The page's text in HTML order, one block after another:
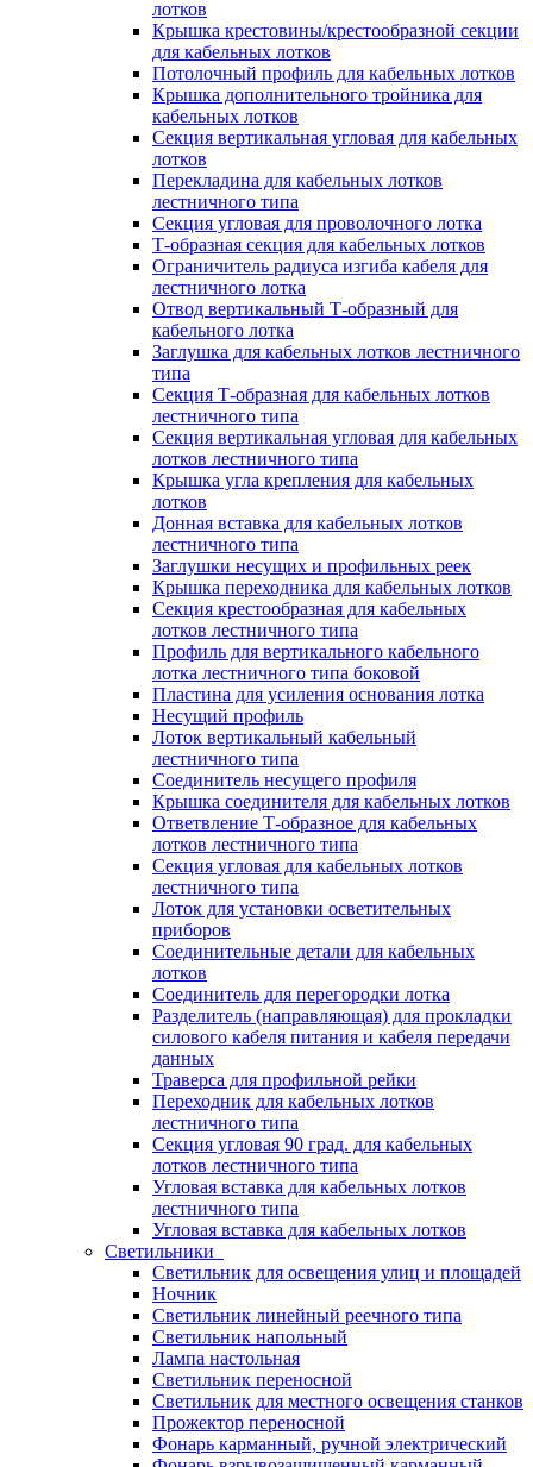
лотков
Крышка крестовины/крестообразной секции
для кабельных лотков
Потолочный профиль для кабельных лотков
Крышка дополнительного тройника для
кабельных лотков
Секция вертикальная угловая для кабельных
лотков
Перекладина для кабельных лотков
лестничного типа
Секция угловая для проволочного лотка
Т-образная секция для кабельных лотков
Ограничитель радиуса изгиба кабеля для
лестничного лотка
Отвод вертикальный Т-образный для
кабельного лотка
Заглушка для кабельных лотков лестничного
типа
Секция Т-образная для кабельных лотков
лестничного типа
Секция вертикальная угловая для кабельных
лотков лестничного типа
Крышка угла крепления для кабельных
лотков
Донная вставка для кабельных лотков
лестничного типа
Заглушки несущих и профильных реек
Крышка переходника для кабельных лотков
Секция крестообразная для кабельных
лотков лестничного типа
Профиль для вертикального кабельного
лотка лестничного типа боковой
Пластина для усиления основания лотка
Несущий профиль
Лоток вертикальный кабельный
лестничного типа
Соединитель несущего профиля
Крышка соединителя для кабельных лотков
Ответвление Т-образное для кабельных
лотков лестничного типа
Секция угловая для кабельных лотков
лестничного типа
Лоток для установки осветительных
приборов
Соединительные детали для кабельных
лотков
Соединитель для перегородки лотка
Разделитель (направляющая) для прокладки
силового кабеля питания и кабеля передачи
данных
Траверса для профильной рейки
Переходник для кабельных лотков
лестничного типа
Секция угловая 90 град. для кабельных
лотков лестничного типа
Угловая вставка для кабельных лотков
лестничного типа
Угловая вставка для кабельных лотков
Светильники
Светильник для освещения улиц и площадей
Ночник
Светильник линейный реечного типа
Светильник напольный
Лампа настольная
Светильник переносной
Светильник для местного освещения станков
Прожектор переносной
Фонарь карманный, ручной электрический